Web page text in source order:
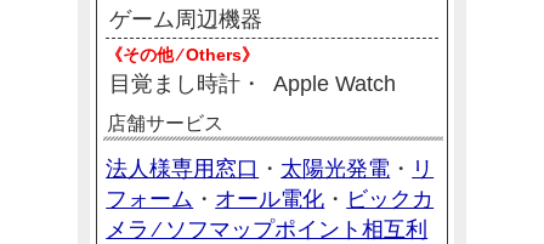
ゲーム周辺機器
《その他 ⁄ Others》
目覚まし時計 Apple Watch
店舗サービス
法人様専用窓口 ・ 太陽光発電 ・ リ
フォーム ・ オール電化 ・ ビックカ
メラ ⁄ ソフマップポイント相互利